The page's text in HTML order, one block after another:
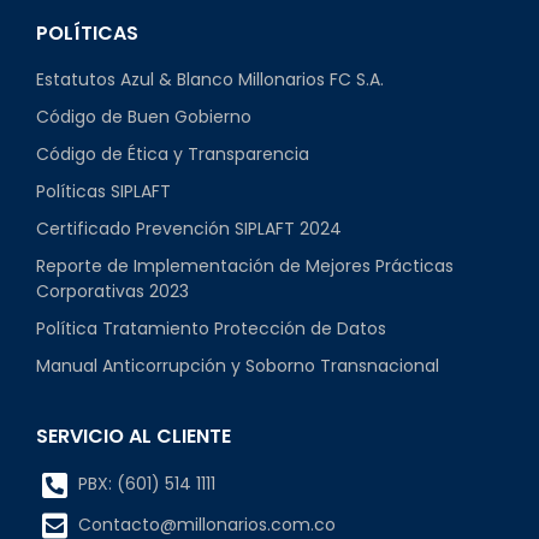
POLÍTICAS
Estatutos Azul & Blanco Millonarios FC S.A.
Código de Buen Gobierno
Código de Ética y Transparencia
Políticas SIPLAFT
Certificado Prevención SIPLAFT 2024
Reporte de Implementación de Mejores Prácticas
Corporativas 2023
Política Tratamiento Protección de Datos
Manual Anticorrupción y Soborno Transnacional
SERVICIO AL CLIENTE
PBX: (601) 514 1111
Contacto@millonarios.com.co